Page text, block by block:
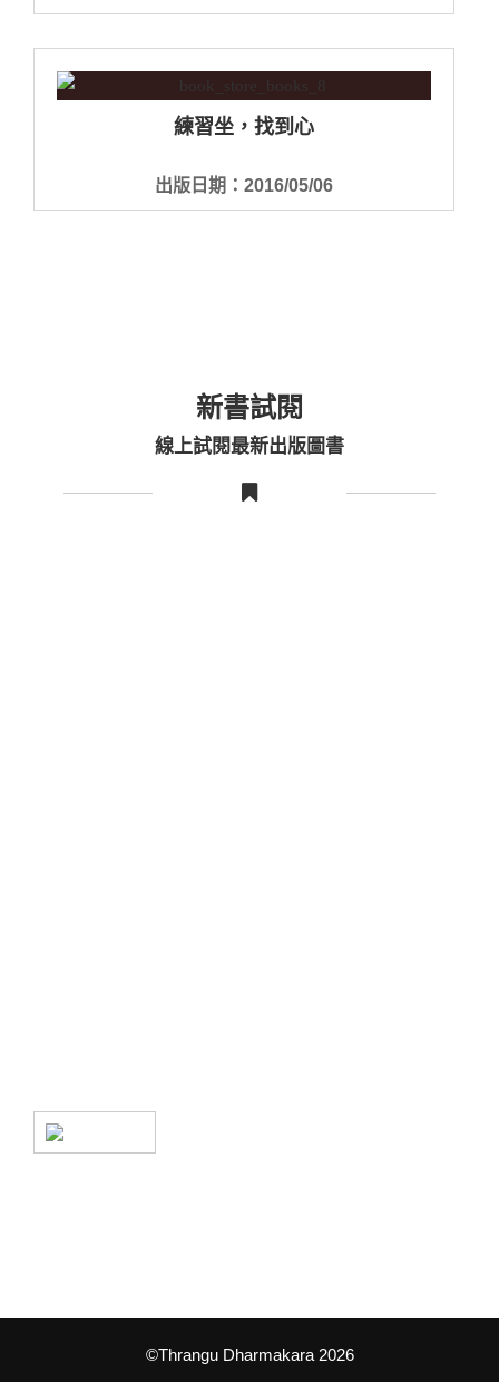
練習坐，找到心
出版日期：2016/05/06
新書試閱
線上試閱最新出版圖書
©Thrangu Dharmakara 2026